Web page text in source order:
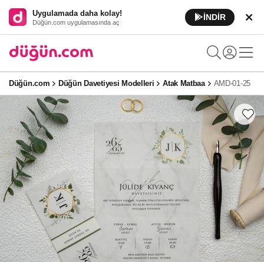
Uygulamada daha kolay!
Düğün.com uygulamasında aç
İNDİR
Düğün.com Düğün Davetiyesi Modelleri Atak Matbaa AMD-01-25